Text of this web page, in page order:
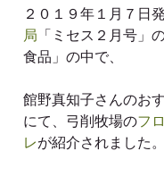
２０１９年１月７日
局 「ミセス２月号」
食品」の中で、
館野真知子さんのお
にて、弓削牧場のフ
レが紹介されました。